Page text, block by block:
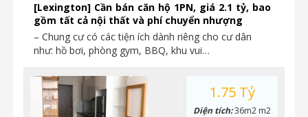
[Lexington] Cần bán căn hộ 1PN, giá 2.1 tỷ, bao
gồm tất cả nội thất và phí chuyển nhượng
– Chung cư có các tiện ích dành riêng cho cư dân
như: hồ bơi, phòng gym, BBQ, khu vui…
1.75 Tỷ
Diện tích:36m2 m2